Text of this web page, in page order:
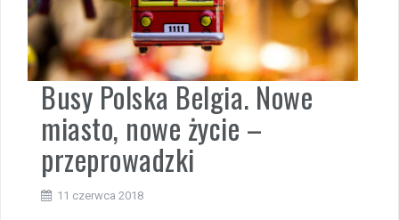
Busy Polska Belgia. Nowe
miasto, nowe życie –
przeprowadzki
11 czerwca 2018